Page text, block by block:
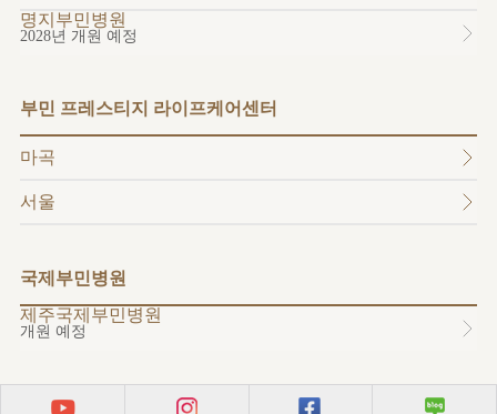
명지부민병원
2028년 개원 예정
부민 프레스티지 라이프케어센터
마곡
서울
국제부민병원
제주국제부민병원
개원 예정